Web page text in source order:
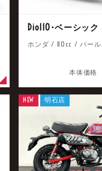
Dio110･ベーシック
本体価格
NEW 明石店